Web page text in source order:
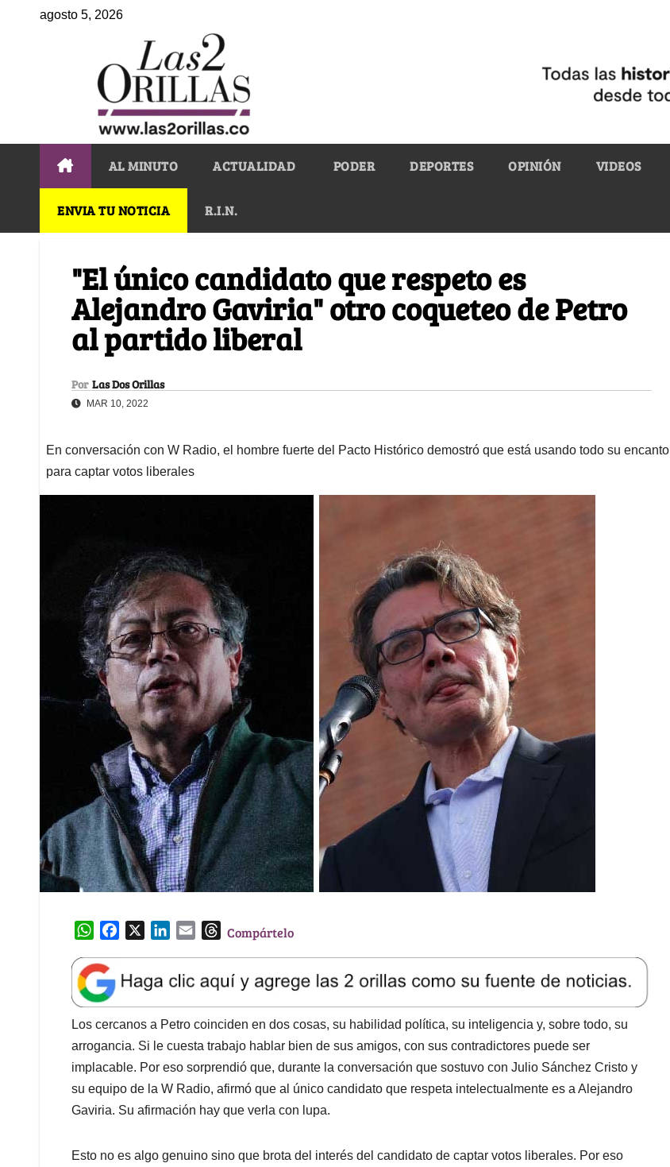
agosto 5, 2026
AL MINUTO ACTUALIDAD PODER DEPORTES OPINIÓN VIDEOS
ENVIA TU NOTICIA R.I.N.
"El único candidato que respeto es
Alejandro Gaviria" otro coqueteo de Petro
al partido liberal
Por Las Dos Orillas
MAR 10, 2022
En conversación con W Radio, el hombre fuerte del Pacto Histórico demostró que está usando todo su encanto
para captar votos liberales
W
a
t
s
A
p
p
e
b
o
o
k
k
e
d
I
n
l
T
e
a
d
s
Compártelo
Los cercanos a Petro coinciden en dos cosas, su habilidad política, su inteligencia y, sobre todo, su
arrogancia. Si le cuesta trabajo hablar bien de sus amigos, con sus contradictores puede ser
implacable. Por eso sorprendió que, durante la conversación que sostuvo con Julio Sánchez Cristo y
su equipo de la W Radio, afirmó que al único candidato que respeta intelectualmente es a Alejandro
Gaviria. Su afirmación hay que verla con lupa.
Esto no es algo genuino sino que brota del interés del candidato de captar votos liberales. Por eso